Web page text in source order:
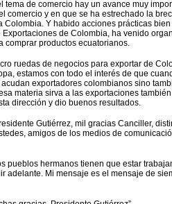
tema de comercio hay un avance muy
comercio y en que se ha estrechado la
Colombia. Y habido acciones prácticas
Exportaciones de Colombia, ha venido
comprar productos ecuatorianos.
ruedas de negocios para exportar de
estamos con todo el interés de que
exportadores colombianos sino
materia sirva a las exportaciones
dirección y dio buenos resultados.
Gutiérrez, mil gracias Canciller,
amigos de los medios de
pueblos hermanos tienen que estar
adelante. Mi mensaje es el mensaje de